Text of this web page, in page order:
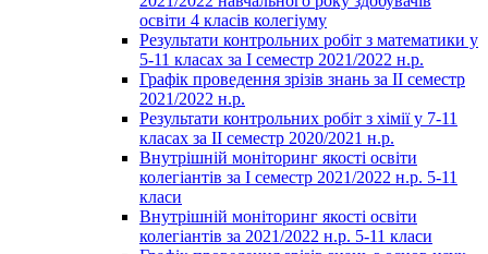
освіти 4 класів колегіуму
Результати контрольних робіт з математики у
5-11 класах за І семестр 2021/2022 н.р.
Графік проведення зрізів знань за ІІ семестр
2021/2022 н.р.
Результати контрольних робіт з хімії у 7-11
класах за ІІ семестр 2020/2021 н.р.
Внутрішній моніторинг якості освіти
колегіантів за І семестр 2021/2022 н.р. 5-11
класи
Внутрішній моніторинг якості освіти
колегіантів за 2021/2022 н.р. 5-11 класи